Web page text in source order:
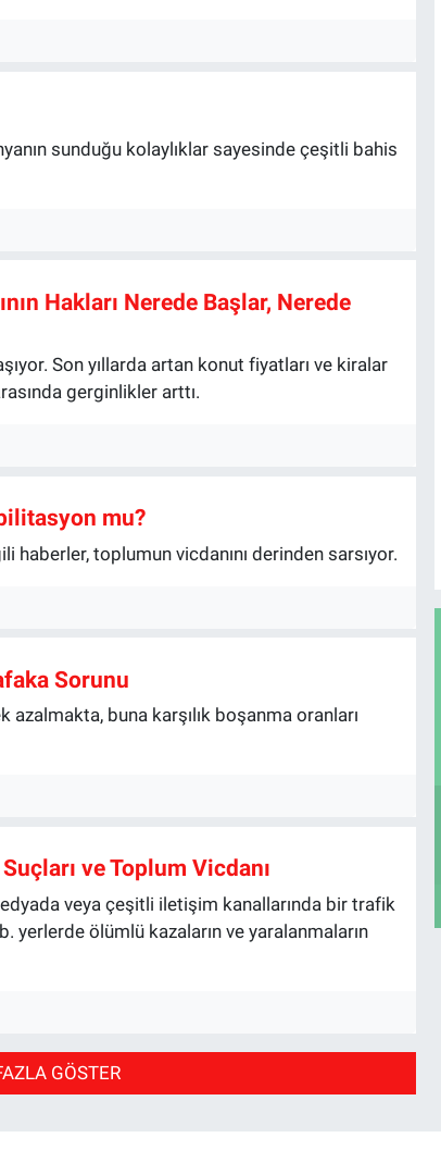
sunduğu kolaylıklar sayesinde çeşitli bahis
Hakları Nerede Başlar, Nerede
Son yıllarda artan konut fiyatları ve kiralar
gerginlikler arttı.
mu?
haberler, toplumun vicdanını derinden sarsıyor.
Sorunu
azalmakta, buna karşılık boşanma oranları
ve Toplum Vicdanı
veya çeşitli iletişim kanallarında bir trafik
yerlerde ölümlü kazaların ve yaralanmaların
GÖSTER